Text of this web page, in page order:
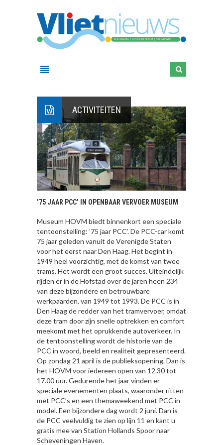
ACTIVITEITEN
’75 JAAR PCC’ IN OPENBAAR VERVOER MUSEUM
Museum HOVM biedt binnenkort een speciale
tentoonstelling: ’75 jaar PCC’. De PCC-car komt
75 jaar geleden vanuit de Verenigde Staten
voor het eerst naar Den Haag. Het begint in
1949 heel voorzichtig, met de komst van twee
trams. Het wordt een groot succes. Uiteindelijk
rijden er in de Hofstad over de jaren heen 234
van deze bijzondere en betrouwbare
werkpaarden, van 1949 tot 1993. De PCC is in
Den Haag de redder van het tramvervoer, omdat
deze tram door zijn snelle optrekken en comfort
meekomt met het oprukkende autoverkeer. In
de tentoonstelling wordt de historie van de
PCC in woord, beeld en realiteit gepresenteerd.
Op zondag 21 april is de publieksopening. Dan is
het HOVM voor iedereen open van 12.30 tot
17.00 uur. Gedurende het jaar vinden er
speciale evenementen plaats, waaronder ritten
met PCC’s en een themaweekend met PCC in
model. Een bijzondere dag wordt 2 juni. Dan is
de PCC veelvuldig te zien op lijn 11 en kant u
gratis mee van Station Hollands Spoor naar
Scheveningen Haven.